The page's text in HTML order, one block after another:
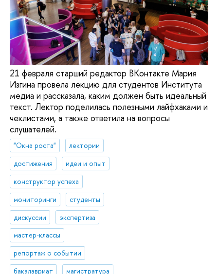
21 февраля старший редактор ВКонтакте Мария
Изгина провела лекцию для студентов Института
медиа и рассказала, каким должен быть идеальный
текст. Лектор поделилась полезными лайфхаками и
чеклистами, а также ответила на вопросы
слушателей.
"Окна роста"
лектории
достижения
идеи и опыт
конструктор успеха
мониторинги
студенты
дискуссии
экспертиза
мастер-классы
репортаж о событии
бакалавриат
магистратура